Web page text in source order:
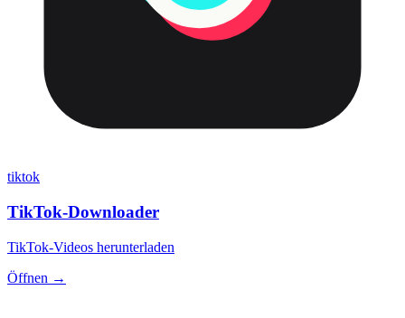
tiktok
TikTok-Downloader
TikTok-Videos herunterladen
Öffnen →